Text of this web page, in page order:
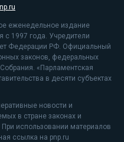
еженедельное издание
с 1997 года. Учредители
Федерации РФ. Официальный
законов, федеральных
«Парламентская
в десяти субъектах
новости и
в стране законах и
При использовании материалов
ссылка на pnp.ru